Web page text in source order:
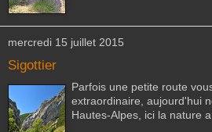
mercredi 15 juillet 2015
Sigottier
Parfois une petite route
extraordinaire, aujourd'hui
Hautes-Alpes, ici la nature